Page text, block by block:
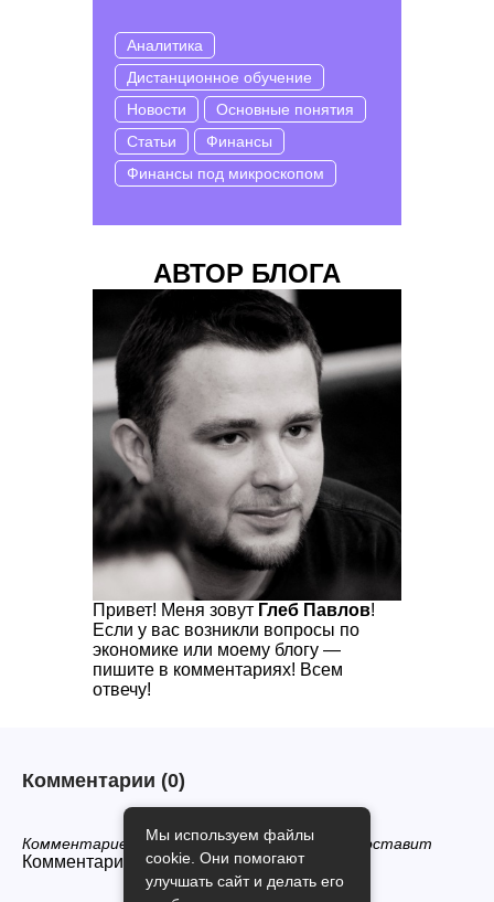
Аналитика
Дистанционное обучение
Новости
Основные понятия
Статьи
Финансы
Финансы под микроскопом
АВТОР БЛОГА
Привет! Меня зовут Глеб Павлов!
Если у вас возникли вопросы по
экономике или моему блогу —
пишите в комментариях! Всем
отвечу!
Комментарии (0)
Комментариев нет, будьте первым кто его оставит
Комментарии закрыты.
Мы используем файлы
cookie. Они помогают
улучшать сайт и делать его